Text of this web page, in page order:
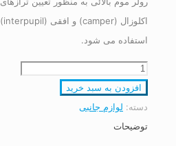
اکلوزال (camper) و افقی (interpupil)
استفاده می شود.
جی
پلن
عدد
افزودن به سبد خرید
دسته: لوازم جانبی
توضیحات